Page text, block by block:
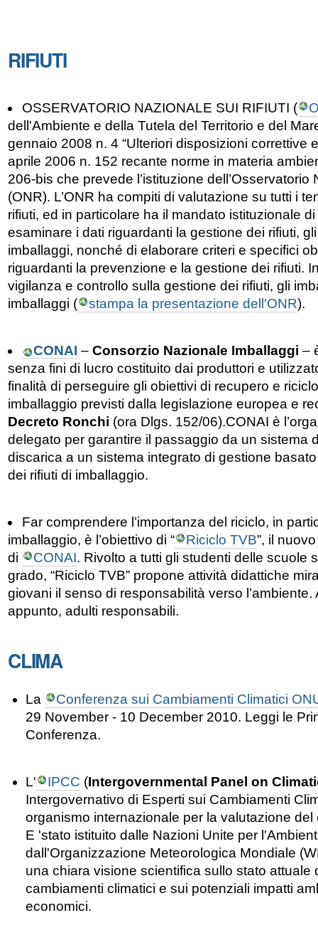
RIFIUTI
OSSERVATORIO NAZIONALE SUI RIFIUTI (
dell'Ambiente e della Tutela del Territorio e del
gennaio 2008 n. 4 “Ulteriori disposizioni correttive
aprile 2006 n. 152 recante norme in materia
206-bis che prevede l’istituzione dell’Osservatorio
(ONR). L’ONR ha compiti di valutazione su tutti i
rifiuti, ed in particolare ha il mandato istituzionale
esaminare i dati riguardanti la gestione dei rifiuti,
imballaggi, nonché di elaborare criteri e specifici
riguardanti la prevenzione e la gestione dei rifiuti.
vigilanza e controllo sulla gestione dei rifiuti, gli
imballaggi (
stampa la presentazione dell'ONR).
CONAI – Consorzio Nazionale Imballaggi –
senza fini di lucro costituito dai produttori e
finalità di perseguire gli obiettivi di recupero e
imballaggio previsti dalla legislazione europea e
Decreto Ronchi (ora Dlgs. 152/06).CONAI è
delegato per garantire il passaggio da un sistema
discarica a un sistema integrato di gestione
dei rifiuti di imballaggio.
Far comprendere l’importanza del riciclo, in
imballaggio, è l’obiettivo di “
Riciclo TVB”, il
di
CONAI. Rivolto a tutti gli studenti delle scuole
grado, “Riciclo TVB” propone attività didattiche
giovani il senso di responsabilità verso l’ambiente.
appunto, adulti responsabili.
CLIMA
La
Conferenza sui Cambiamenti Climatici
29 November - 10 December 2010. Leggi le
Conferenza.
L' IPCC (Intergovernmental Panel on
Intergovernativodi Esperti sui Cambiamenti
organismo internazionale per la valutazione del
E 'stato istituito dalle Nazioni Unite per
dall'Organizzazione Meteorologica Mondiale (
unachiara visionescientificasullo stato attuale
cambiamenti climatici e sui potenziali impatti
economici.